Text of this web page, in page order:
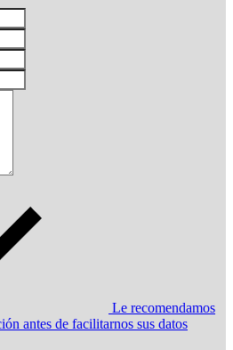
Le recomendamos
antes de facilitarnos sus datos